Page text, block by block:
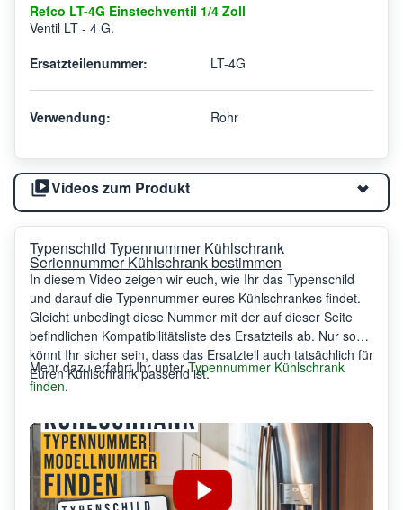
Refco LT-4G Einstechventil 1/4 Zoll
Ventil LT - 4 G.
Ersatzteilenummer:
LT-4G
Verwendung: Rohr
Videos zum Produkt
Typenschild Typennummer Kühlschrank
Seriennummer Kühlschrank bestimmen
In diesem Video zeigen wir euch, wie Ihr das Typenschild
und darauf die Typennummer eures Kühlschrankes findet.
Gleicht unbedingt diese Nummer mit der auf dieser Seite
befindlichen Kompatibilitätsliste des Ersatzteils ab. Nur so
könnt Ihr sicher sein, dass das Ersatzteil auch tatsächlich für
Euren Kühlschrank passend ist.
Mehr dazu erfahrt Ihr unterTypennummer Kühlschrank
finden.